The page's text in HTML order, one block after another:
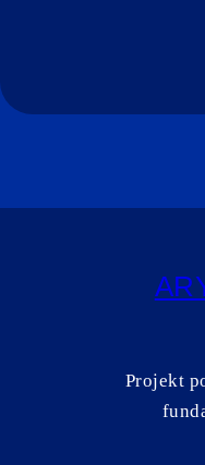
Projekt